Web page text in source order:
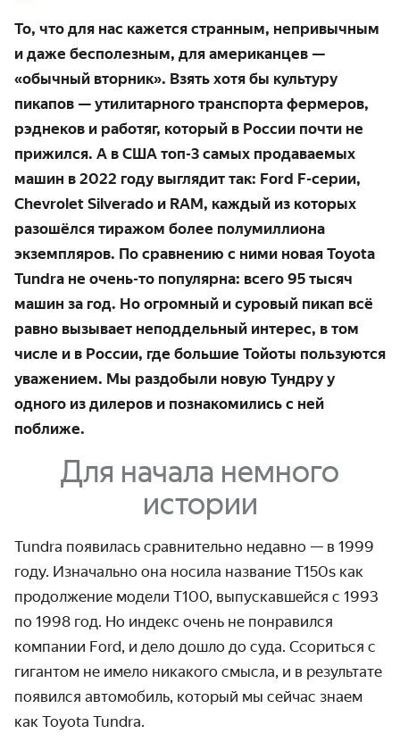
То, что для нас кажется странным, непривычным
и даже бесполезным, для американцев —
«обычный вторник». Взять хотя бы культуру
пикапов — утилитарного транспорта фермеров,
рэднеков и работяг, который в России почти не
прижился. А в США топ-3 самых продаваемых
машин в 2022 году выглядит так: Ford F-серии,
Chevrolet Silverado и RAM, каждый из которых
разошёлся тиражом более полумиллиона
экземпляров. По сравнению с ними новая Toyota
Tundra не очень-то популярна: всего 95 тысяч
машин за год. Но огромный и суровый пикап всё
равно вызывает неподдельный интерес, в том
числе и в России, где большие Тойоты пользуются
уважением. Мы раздобыли новую Тундру у
одного из дилеров и познакомились с ней
поближе.
Для начала немного
истории
Tundra появилась сравнительно недавно — в 1999
году. Изначально она носила название T150s как
продолжение модели T100, выпускавшейся с 1993
по 1998 год. Но индекс очень не понравился
компании Ford, и дело дошло до суда. Ссориться с
гигантом не имело никакого смысла, и в результате
появился автомобиль, который мы сейчас знаем
как Toyota Tundra.